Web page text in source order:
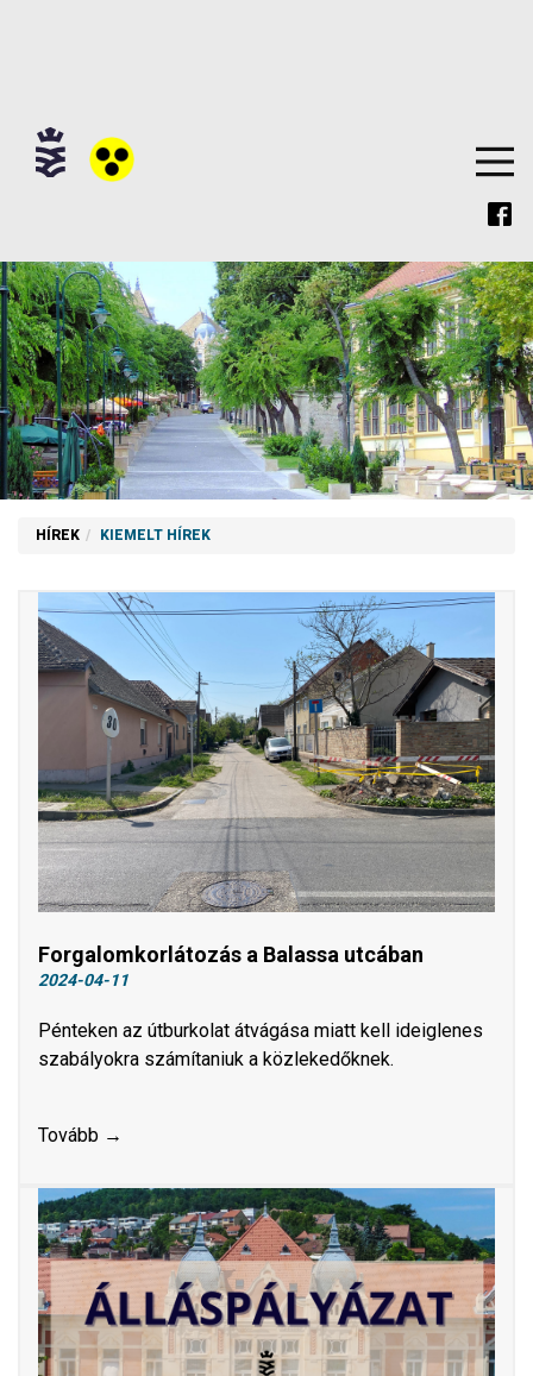
HÍREK KIEMELT HÍREK
Forgalomkorlátozás a Balassa utcában
2024-04-11
Pénteken az útburkolat átvágása miatt kell ideiglenes
szabályokra számítaniuk a közlekedőknek.
Tovább →